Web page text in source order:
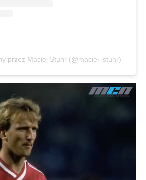
przez Maciej Stuhr (@maciej_stuhr)